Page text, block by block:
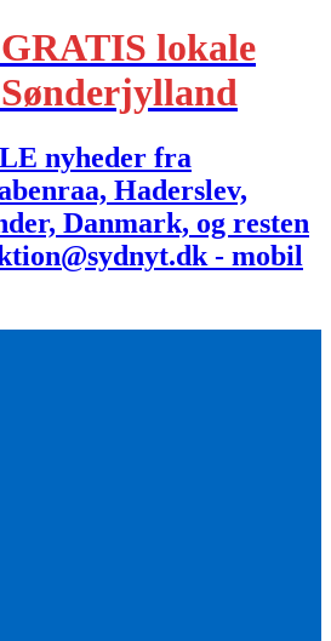
lokale
nyheder fra
Haderslev,
Danmark, og resten
- mobil